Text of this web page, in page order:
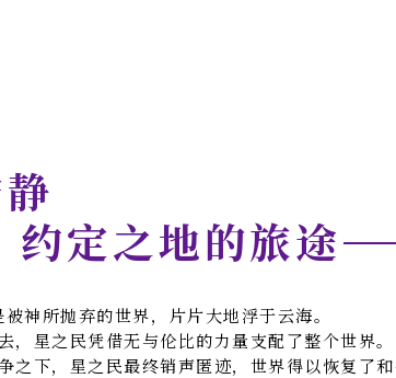
定之地的旅途
被神所抛弃的世界，片片大地浮于云海。
，星之民凭借无与伦比的力量支配了整个世界。
之下，星之民最终销声匿迹，世界得以恢复了和